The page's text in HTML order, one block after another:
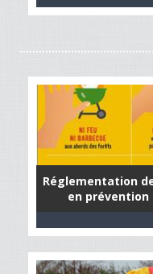
Réglementation
en prévention